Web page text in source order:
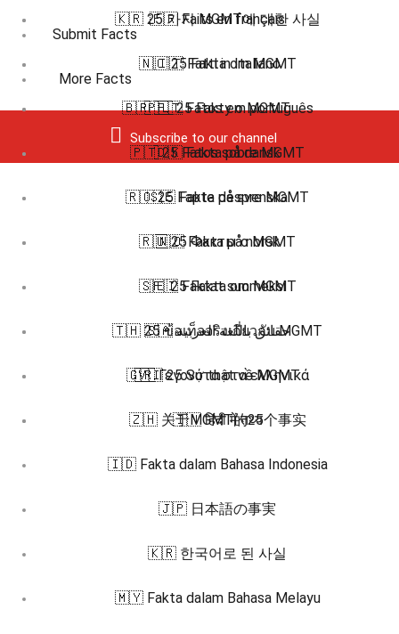
Submit Facts
More Facts
Subscribe to our channel
🇰🇷 25 가지 MGMT에 대한 사실
🇳🇴 25 Fakta om MGMT
🇵🇱 25 Fakty o MGMT
🇵🇹 25 Fatos sobre MGMT
🇷🇴 25 Fapte despre MGMT
🇷🇺 25 Факты о MGMT
🇸🇪 25 Fakta om MGMT
🇹🇭 25 ข้อเท็จจริงเกี่ยวกับ MGMT
🇻🇮 25 Sự thật về MGMT
🇿🇭 关于MGMT的25个事实
🇫🇷 Faits en français
🇮🇹 Fatti in Italiano
🇧🇷 🇵🇹 Fatos em português
🇩🇰 Fakta på dansk
🇸🇪 Fakta på svenska
🇳🇴 Fakta på norsk
🇫🇮 Faktat suomeksi
🇸🇦 حقائق باللغة العربية
🇬🇷 Γεγονότα στα ελληνικά
🇮🇳 हिंदी में तथ्य
🇮🇩 Fakta dalam Bahasa Indonesia
🇯🇵 日本語の事実
🇰🇷 한국어로 된 사실
🇲🇾 Fakta dalam Bahasa Melayu